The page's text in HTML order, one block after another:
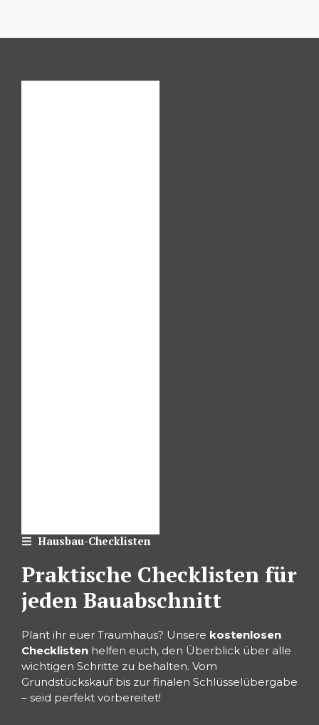
Hausbau-Checklisten
Praktische Checklisten für
jeden Bauabschnitt
Plant ihr euer Traumhaus? Unsere kostenlosen
Checklisten helfen euch, den Überblick über alle
wichtigen Schritte zu behalten. Vom
Grundstückskauf bis zur finalen Schlüsselübergabe
– seid perfekt vorbereitet!